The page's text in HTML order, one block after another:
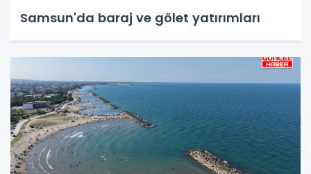
Samsun'da baraj ve gölet yatırımları